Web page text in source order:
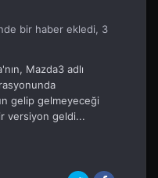
bir haber ekledi, 3
Mazda3 adlı
gelip gelmeyeceği
versiyon geldi...